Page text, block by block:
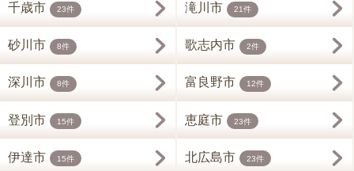
千歳市 23件 滝川市 21件
砂川市 8件 歌志内市 2件
深川市 8件 富良野市 12件
登別市 15件 恵庭市 23件
伊達市 15件 北広島市 23件